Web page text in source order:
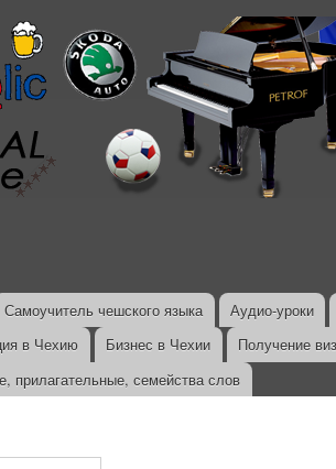
Самоучитель чешского языка
Аудио-уроки
в Чехию
Бизнес в Чехии
Получение
прилагательные, семейства слов